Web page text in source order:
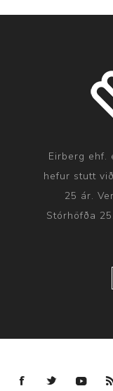
Eirberg
hefur stutt
25 ár.
Stórhöfða